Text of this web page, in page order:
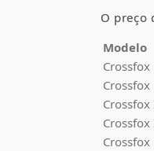
O preço
Modelo
Crossfox
Crossfox
Crossfox
Crossfox
Crossfox